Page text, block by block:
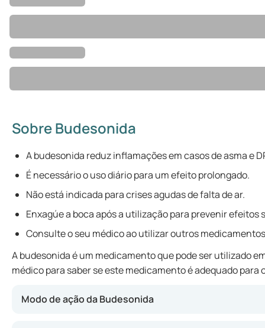
Sobre Budesonida
A budesonida reduz inflamações em casos de asma e
É necessário o uso diário para um efeito prolongado.
Não está indicada para crises agudas de falta de ar.
Enxagúe a boca após a utilização para prevenir efeitos
Consulte o seu médico ao utilizar outros
A budesonida é um medicamento que pode ser utilizado
médico para saber se este medicamento é adequado para
Modo de ação da Budesonida